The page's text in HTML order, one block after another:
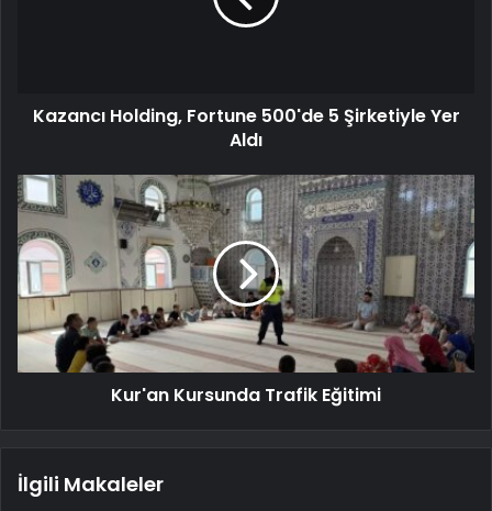
Kazancı Holding, Fortune 500'de 5 Şirketiyle Yer
Aldı
Kur'an Kursunda Trafik Eğitimi
İlgili Makaleler